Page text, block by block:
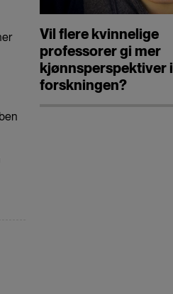
Vil flere kvinnelige
professorer gi mer
kjønnsperspektiver i
forskningen?